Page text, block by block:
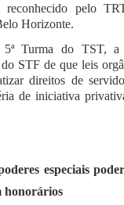
pelo
Horizonte.
Turma do TST, a
STF de que leis
direitos de
de iniciativa
especiais
honorários